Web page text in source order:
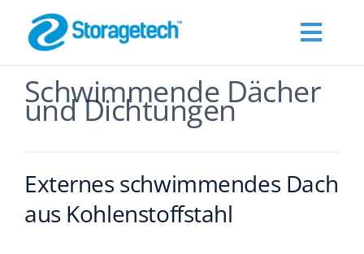
content
Products
Schwimmende Dächer
und Dichtungen
Externes schwimmendes Dach
aus Kohlenstoffstahl